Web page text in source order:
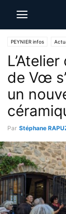
PEYNIER infos
de Vœ
un
Par Stéphane